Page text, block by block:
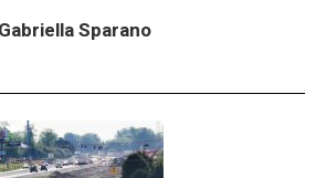
Sparano